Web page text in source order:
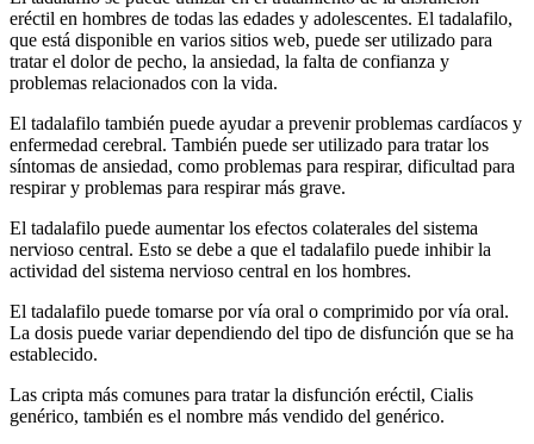
eréctil en hombres de todas las edades y adolescentes. El tadalafilo,
que está disponible en varios sitios web, puede ser utilizado para
tratar el dolor de pecho, la ansiedad, la falta de confianza y
problemas relacionados con la vida.
El tadalafilo también puede ayudar a prevenir problemas cardíacos y
enfermedad cerebral. También puede ser utilizado para tratar los
síntomas de ansiedad, como problemas para respirar, dificultad para
respirar y problemas para respirar más grave.
El tadalafilo puede aumentar los efectos colaterales del sistema
nervioso central. Esto se debe a que el tadalafilo puede inhibir la
actividad del sistema nervioso central en los hombres.
El tadalafilo puede tomarse por vía oral o comprimido por vía oral.
La dosis puede variar dependiendo del tipo de disfunción que se ha
establecido.
Las cripta más comunes para tratar la disfunción eréctil, Cialis
genérico, también es el nombre más vendido del genérico.